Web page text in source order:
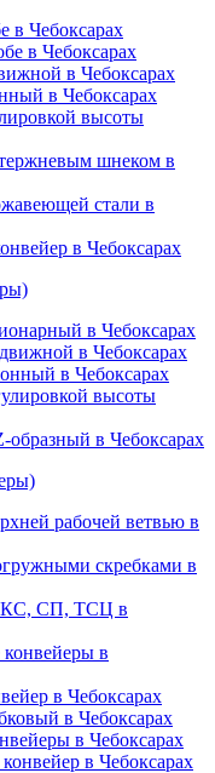
в Чебоксарах
в Чебоксарах
в Чебоксарах
в Чебоксарах
высоты
шнеком в
стали в
в Чебоксарах
в Чебоксарах
в Чебоксарах
в Чебоксарах
высоты
в Чебоксарах
рабочей ветвью в
скребками в
КС, СП, ТСЦ в
в
в Чебоксарах
в Чебоксарах
в Чебоксарах
в Чебоксарах